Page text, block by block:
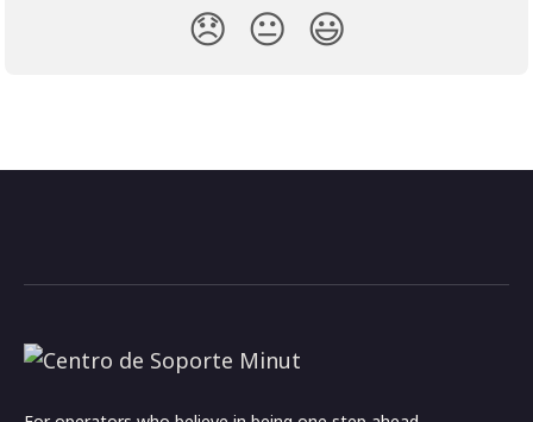
😞 😐 😃